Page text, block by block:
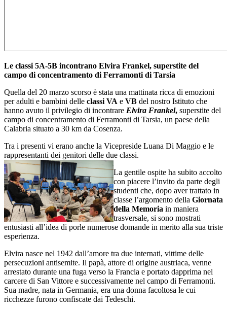
Le classi 5A-5B incontrano Elvira Frankel, superstite del
campo di concentramento di Ferramonti di Tarsia
Quella del 20 marzo scorso è stata una mattinata ricca di emozioni
per adulti e bambini delle classi VA e VB del nostro Istituto che
hanno avuto il privilegio di incontrare Elvira Frankel, superstite del
campo di concentramento di Ferramonti di Tarsia, un paese della
Calabria situato a 30 km da Cosenza.
Tra i presenti vi erano anche la Vicepreside Luana Di Maggio e le
rappresentanti dei genitori delle due classi.
La gentile ospite ha subito accolto
con piacere l’invito da parte degli
studenti che, dopo aver trattato in
classe l’argomento della Giornata
della Memoria in maniera
trasversale, si sono mostrati
entusiasti all’idea di porle numerose domande in merito alla sua triste
esperienza.
Elvira nasce nel 1942 dall’amore tra due internati, vittime delle
persecuzioni antisemite. Il papà, attore di origine austriaca, venne
arrestato durante una fuga verso la Francia e portato dapprima nel
carcere di San Vittore e successivamente nel campo di Ferramonti.
Sua madre, nata in Germania, era una donna facoltosa le cui
ricchezze furono confiscate dai Tedeschi.